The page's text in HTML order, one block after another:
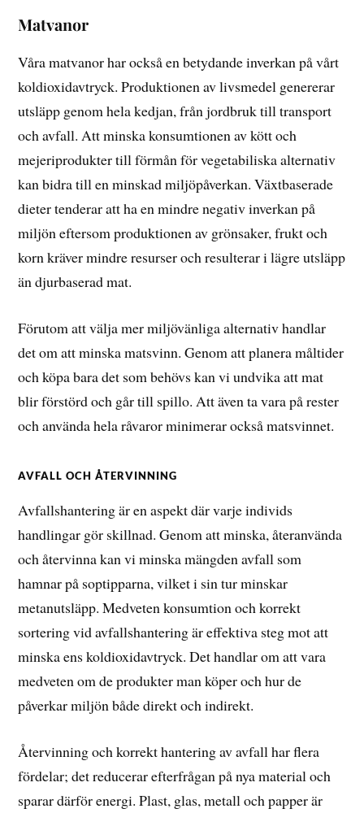
Matvanor
Våra matvanor har också en betydande inverkan på vårt
koldioxidavtryck. Produktionen av livsmedel genererar
utsläpp genom hela kedjan, från jordbruk till transport
och avfall. Att minska konsumtionen av kött och
mejeriprodukter till förmån för vegetabiliska alternativ
kan bidra till en minskad miljöpåverkan. Växtbaserade
dieter tenderar att ha en mindre negativ inverkan på
miljön eftersom produktionen av grönsaker, frukt och
korn kräver mindre resurser och resulterar i lägre utsläpp
än djurbaserad mat.
Förutom att välja mer miljövänliga alternativ handlar
det om att minska matsvinn. Genom att planera måltider
och köpa bara det som behövs kan vi undvika att mat
blir förstörd och går till spillo. Att även ta vara på rester
och använda hela råvaror minimerar också matsvinnet.
AVFALL OCH ÅTERVINNING
Avfallshantering är en aspekt där varje individs
handlingar gör skillnad. Genom att minska, återanvända
och återvinna kan vi minska mängden avfall som
hamnar på soptipparna, vilket i sin tur minskar
metanutsläpp. Medveten konsumtion och korrekt
sortering vid avfallshantering är effektiva steg mot att
minska ens koldioxidavtryck. Det handlar om att vara
medveten om de produkter man köper och hur de
påverkar miljön både direkt och indirekt.
Återvinning och korrekt hantering av avfall har flera
fördelar; det reducerar efterfrågan på nya material och
sparar därför energi. Plast, glas, metall och papper är